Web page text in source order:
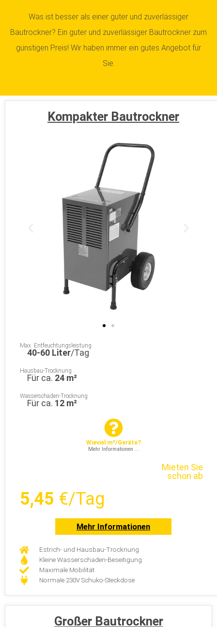
Was ist besser als einer guter und zuverlässiger
Bautrockner? Ein guter und zuverlässiger Bautrockner zum
günstigen Preis! Wir haben immer ein gutes Angebot für
Sie.
Kompakter Bautrockner
Max. Entfeuchtungsleistung
40-60 Liter/Tag
Hausbau-Trocknung
Für ca. 24 m²
Wasserschaden-Trocknung
Für ca. 12 m²
Wieviel m²/Geräte?
Mehr Informationen ...
Mieten Sie
schon ab
5,45 €/Tag
Mehr Informationen
Estrich- und Hausbau-Trocknung
Kleine Wasserschaden-Beseitigung
Maximale Mobilität
Normale 230V Schuko-Steckdose
Großer Bautrockner